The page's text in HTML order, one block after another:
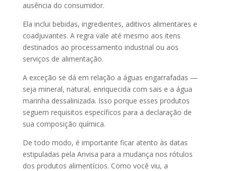
ausência do consumidor.
Ela inclui bebidas, ingredientes, aditivos alimentares e
coadjuvantes. A regra vale até mesmo aos itens
destinados ao processamento industrial ou aos
serviços de alimentação.
A exceção se dá em relação a águas engarrafadas —
seja mineral, natural, enriquecida com sais e a água
marinha dessalinizada. Isso porque esses produtos
seguem requisitos específicos para a declaração de
sua composição química.
De todo modo, é importante ficar atento às datas
estipuladas pela Anvisa para a mudança nos rótulos
dos produtos alimentícios. Como você viu, a